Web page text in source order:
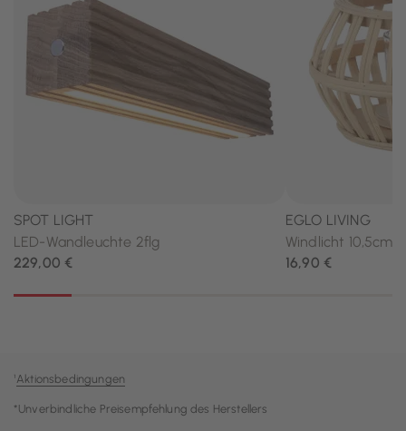
¹Aktionsbedingungen
*Unverbindliche Preisempfehlung des Herstellers